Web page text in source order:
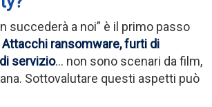
succederà a noi” è il primo passo
Attacchi ransomware, furti di
servizio… non sono scenari da film,
Sottovalutare questi aspetti può